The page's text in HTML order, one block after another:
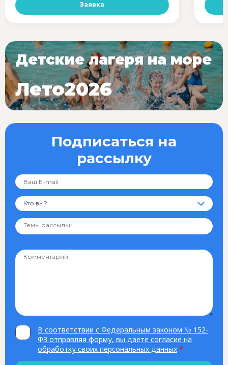
Заявка
Подписаться на
рассылку
Кто вы?
В соответствии с Федеральным законом № 152-
ФЗ отправляя форму, вы даете согласие на
обработку своих персональных данных *
Детские лагеря на море
Лето2026